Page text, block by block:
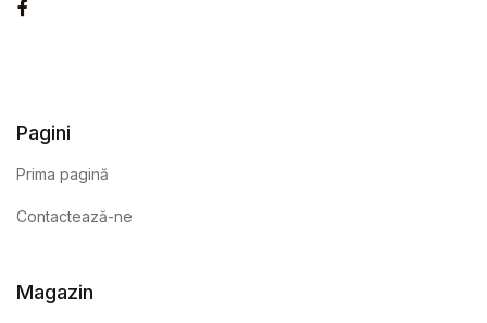
Pagini
Prima pagină
Contactează-ne
Magazin